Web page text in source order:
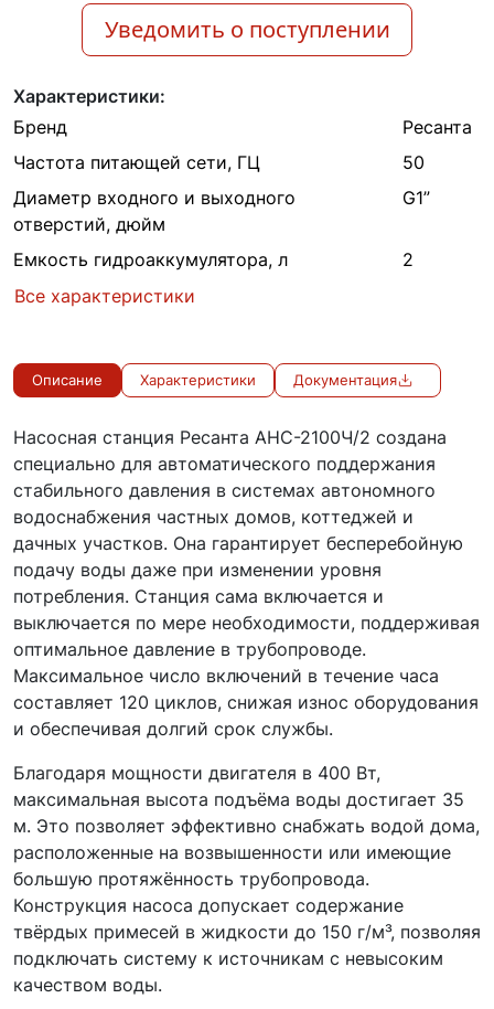
Уведомить о поступлении
Характеристики:
Бренд
Ресанта
Частота питающей сети, ГЦ
50
Диаметр входного и выходного
отверстий, дюйм
G1”
Емкость гидроаккумулятора, л
2
Все характеристики
Описание Характеристики Документация
Насосная станция Ресанта АНС-2100Ч/2 создана
специально для автоматического поддержания
стабильного давления в системах автономного
водоснабжения частных домов, коттеджей и
дачных участков. Она гарантирует бесперебойную
подачу воды даже при изменении уровня
потребления. Станция сама включается и
выключается по мере необходимости, поддерживая
оптимальное давление в трубопроводе.
Максимальное число включений в течение часа
составляет 120 циклов, снижая износ оборудования
и обеспечивая долгий срок службы.
Благодаря мощности двигателя в 400 Вт,
максимальная высота подъёма воды достигает 35
м. Это позволяет эффективно снабжать водой дома,
расположенные на возвышенности или имеющие
большую протяжённость трубопровода.
Конструкция насоса допускает содержание
твёрдых примесей в жидкости до 150 г/м³, позволяя
подключать систему к источникам с невысоким
качеством воды.